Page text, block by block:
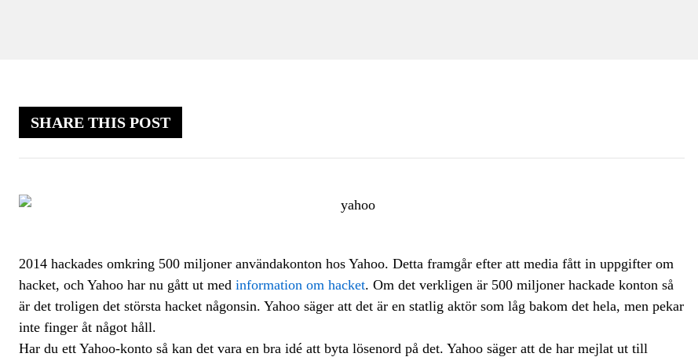
SHARE THIS POST
2014 hackades omkring 500 miljoner användakonton hos Yahoo. Detta framgår efter att media fått in uppgifter om
hacket, och Yahoo har nu gått ut med information om hacket. Om det verkligen är 500 miljoner hackade konton så
är det troligen det största hacket någonsin. Yahoo säger att det är en statlig aktör som låg bakom det hela, men pekar
inte finger åt något håll.
Har du ett Yahoo-konto så kan det vara en bra idé att byta lösenord på det. Yahoo säger att de har mejlat ut till